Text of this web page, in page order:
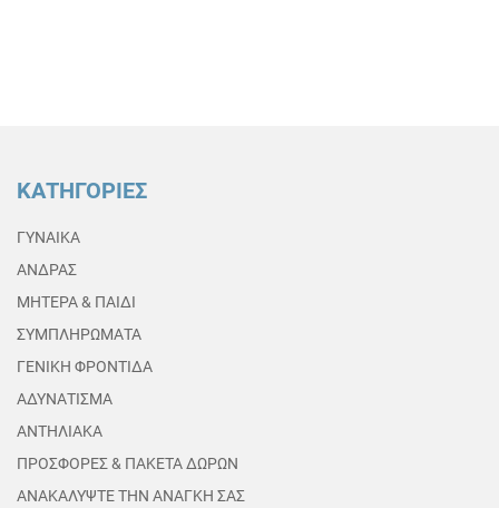
ΚΑΤΗΓΟΡΙΕΣ
ΓΥΝΑΙΚΑ
ΑΝΔΡΑΣ
ΜΗΤΕΡΑ & ΠΑΙΔΙ
ΣΥΜΠΛΗΡΩΜΑΤΑ
ΓΕΝΙΚΗ ΦΡΟΝΤΙΔΑ
ΑΔΥΝΑΤΙΣΜΑ
ΑΝΤΗΛΙΑΚΑ
ΠΡΟΣΦΟΡΕΣ & ΠΑΚΕΤΑ ΔΩΡΩΝ
ΑΝΑΚΑΛΥΨΤΕ ΤΗΝ ΑΝΑΓΚΗ ΣΑΣ